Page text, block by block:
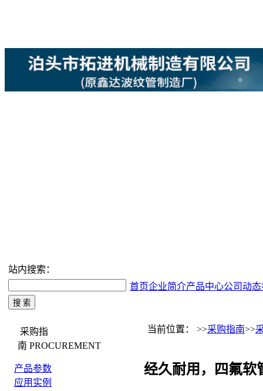
站内搜索：
首页企业简介产品中心公司动态
采购指
南 PROCUREMENT
产品参数
应用实例
当前位置： >>采购指南>>
经久耐用，四氟软